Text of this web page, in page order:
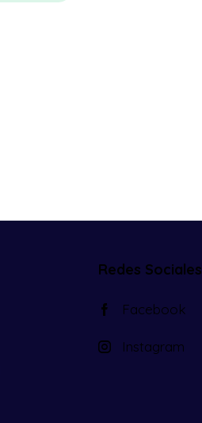
Redes Sociales
Facebook
Instagram